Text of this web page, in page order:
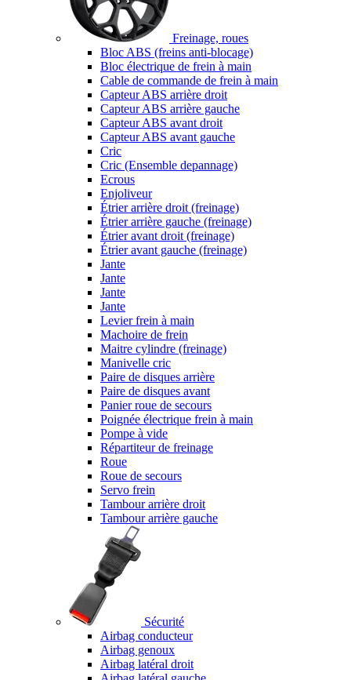
Freinage, roues
Bloc ABS (freins anti-blocage)
Bloc électrique de frein à main
Cable de commande de frein à main
Capteur ABS arrière droit
Capteur ABS arrière gauche
Capteur ABS avant droit
Capteur ABS avant gauche
Cric
Cric (Ensemble depannage)
Ecrous
Enjoliveur
Étrier arrière droit (freinage)
Étrier arrière gauche (freinage)
Étrier avant droit (freinage)
Étrier avant gauche (freinage)
Jante
Jante
Jante
Jante
Levier frein à main
Machoire de frein
Maitre cylindre (freinage)
Manivelle cric
Paire de disques arrière
Paire de disques avant
Panier roue de secours
Poignée électrique frein à main
Pompe à vide
Répartiteur de freinage
Roue
Roue de secours
Servo frein
Tambour arrière droit
Tambour arrière gauche
Sécurité
Airbag conducteur
Airbag genoux
Airbag latéral droit